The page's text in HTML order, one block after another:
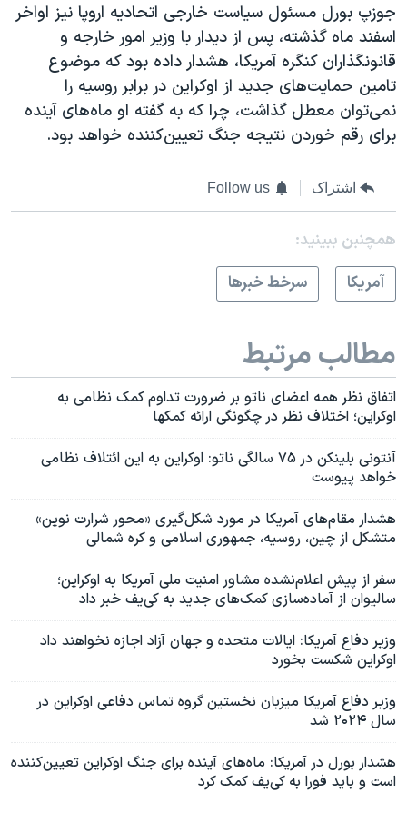
جوزپ بورل مسئول سیاست خارجی اتحادیه اروپا نیز اواخر
اسفند ماه گذشته، پس از دیدار با وزیر امور خارجه و
قانونگذاران کنگره آمریکا، هشدار داده بود که موضوع
تامین حمایت‌های جدید از اوکراین در برابر روسیه را
نمی‌توان معطل گذاشت، چرا که به گفته او ماه‌های آینده
برای رقم خوردن نتیجه جنگ تعیین‌کننده خواهد بود.
اشتراک Follow us
همچنبن ببینید:
آمريکا
سرخط خبرها
مطالب مرتبط
اتفاق نظر همه اعضای ناتو بر ضرورت تداوم کمک نظامی به
اوکراین؛ اختلاف نظر در چگونگی ارائه کمکها
آنتونی بلینکن در ۷۵ سالگی ناتو: اوکراین به این ائتلاف نظامی
خواهد پیوست
هشدار مقام‌های آمریکا در مورد شکل‌گیری «محور شرارت نوین»
متشکل از چین، روسیه، جمهوری اسلامی و کره شمالی
سفر از پیش اعلام‌نشده مشاور امنیت ملی آمریکا به اوکراین؛
سالیوان از آماده‌سازی کمک‌های جدید به کی‌یف خبر داد
وزیر دفاع آمریکا: ایالات متحده و جهان آزاد اجازه نخواهند داد
اوکراین شکست بخورد
وزیر دفاع آمریکا میزبان نخستین گروه تماس دفاعی اوکراین در
سال ۲۰۲۴ شد
هشدار بورل در آمریکا: ماه‌های آینده برای جنگ اوکراین تعیین‌کننده
است و باید فورا به کی‌یف کمک کرد